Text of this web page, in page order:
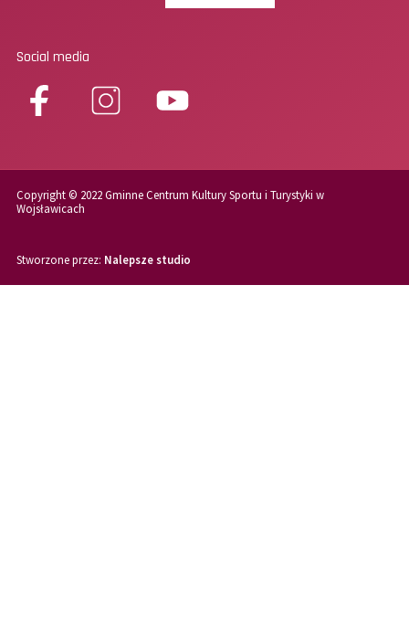
Social media
Copyright © 2022 Gminne Centrum Kultury Sportu i Turystyki w
Wojsławicach
Stworzone przez: Nalepsze studio